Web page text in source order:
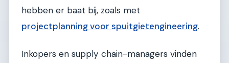
hebben er baat bij, zoals met
projectplanning voor spuitgietengineering.
Inkopers en supply chain-managers vinden